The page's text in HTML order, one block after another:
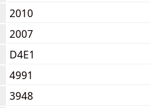
2010
2007
D4E1
4991
3948